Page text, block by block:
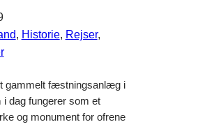
, Historie, Rejser
gammelt fæstningsanlæg i
i dag fungerer som et
og monument for ofrene